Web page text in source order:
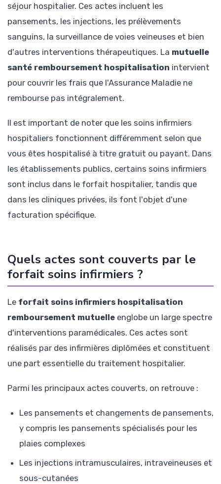
séjour hospitalier. Ces actes incluent les
pansements, les injections, les prélèvements
sanguins, la surveillance de voies veineuses et bien
d'autres interventions thérapeutiques. La mutuelle
santé remboursement hospitalisation intervient
pour couvrir les frais que l'Assurance Maladie ne
rembourse pas intégralement.
Il est important de noter que les soins infirmiers
hospitaliers fonctionnent différemment selon que
vous êtes hospitalisé à titre gratuit ou payant. Dans
les établissements publics, certains soins infirmiers
sont inclus dans le forfait hospitalier, tandis que
dans les cliniques privées, ils font l'objet d'une
facturation spécifique.
Quels actes sont couverts par le
forfait soins infirmiers ?
Le forfait soins infirmiers hospitalisation
remboursement mutuelle englobe un large spectre
d'interventions paramédicales. Ces actes sont
réalisés par des infirmières diplômées et constituent
une part essentielle du traitement hospitalier.
Parmi les principaux actes couverts, on retrouve :
Les pansements et changements de pansements,
y compris les pansements spécialisés pour les
plaies complexes
Les injections intramusculaires, intraveineuses et
sous-cutanées